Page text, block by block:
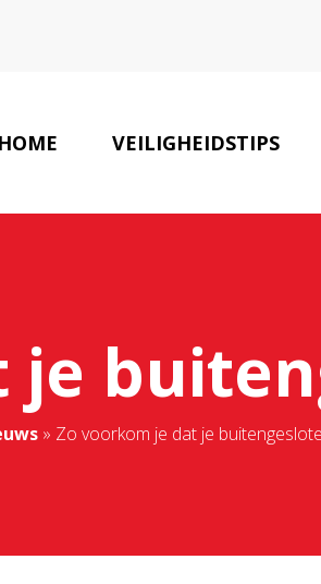
HOME VEILIGHEIDSTIPS
je
» Zo voorkom je dat je